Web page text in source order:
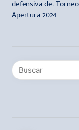
entradas
defensiva del Torneo
Apertura 2024